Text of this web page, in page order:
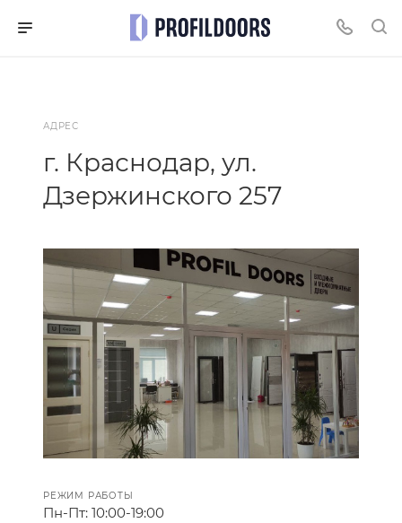
АДРЕС
г. Краснодар, ул.
Дзержинского 257
РЕЖИМ РАБОТЫ
Пн-Пт: 10:00-19:00